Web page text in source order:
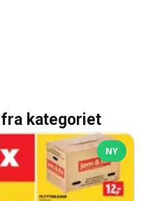
kategoriet
NY